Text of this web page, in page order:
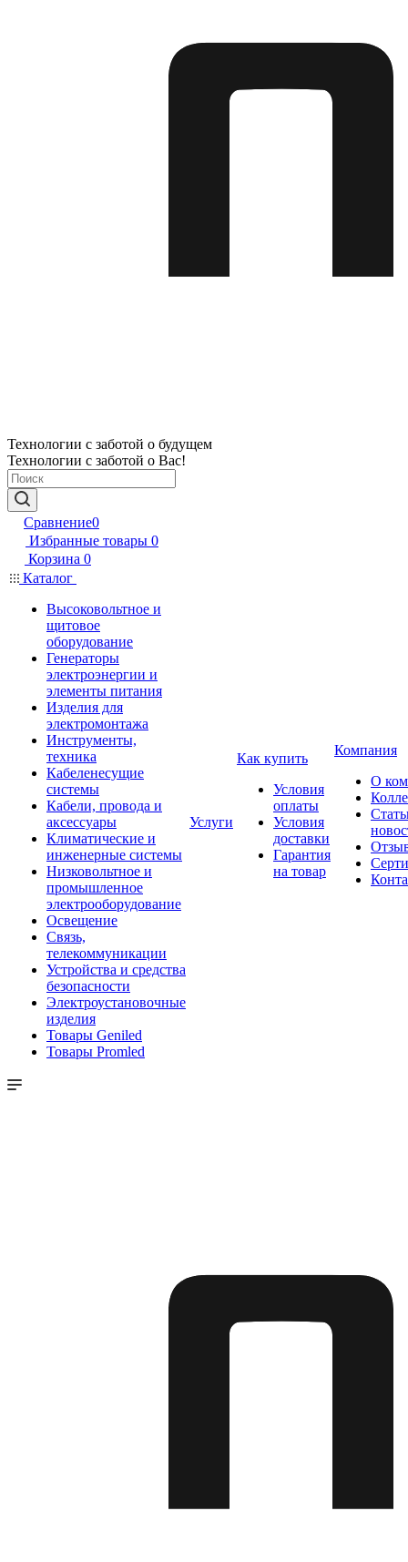
Технологии с заботой о будущем
Технологии с заботой о Вас!
Сравнение0
Избранные товары 0
Корзина 0
Каталог
Высоковольтное и
щитовое
оборудование
Генераторы
электроэнергии и
элементы питания
Изделия для
электромонтажа
Инструменты,
техника
Кабеленесущие
системы
Кабели, провода и
аксессуары
Климатические и
инженерные системы
Низковольтное и
промышленное
электрооборудование
Освещение
Связь,
телекоммуникации
Устройства и средства
безопасности
Электроустановочные
изделия
Товары Geniled
Товары Promled
Услуги
Как купить
Условия
оплаты
Условия
доставки
Гарантия
на товар
Компания
О